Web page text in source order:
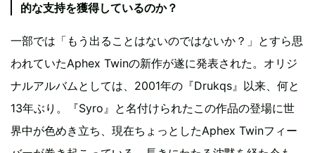
的な支持を獲得しているのか？
一部では「もう出ることはないのではないか？」とすら思
われていたAphex Twinの新作が遂に発表された。オリジ
ナルアルバムとしては、2001年の『Drukqs』以来、何と
13年ぶり。『Syro』と名付けられたこの作品の登場に世
界中が色めき立ち、現在ちょっとしたAphex Twinフィー